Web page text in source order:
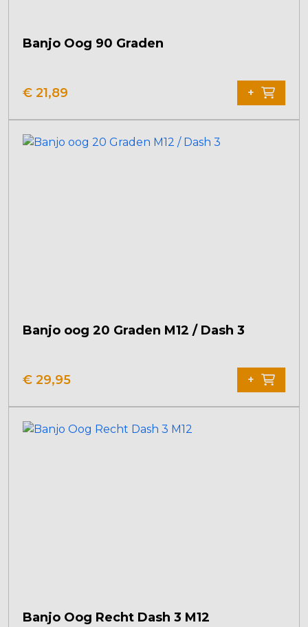
Banjo Oog 90 Graden
€ 21,89 +
Banjo oog 20 Graden M12 / Dash 3
€ 29,95 +
Banjo Oog Recht Dash 3 M12